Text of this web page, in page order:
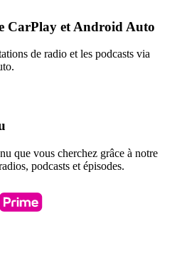
CarPlay et Android Auto
de radio et les podcasts via
que vous cherchez grâce à notre
podcasts et épisodes.